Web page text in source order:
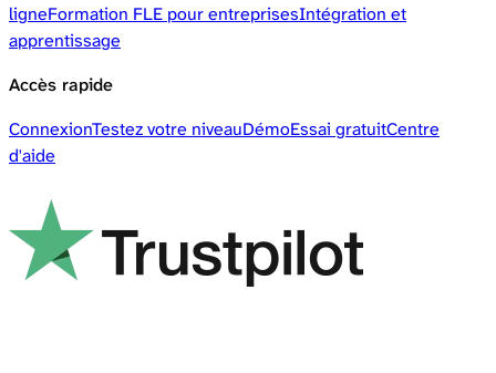
ligneFormation FLE pour entreprisesIntégration et
apprentissage
Accès rapide
ConnexionTestez votre niveauDémoEssai gratuitCentre
d'aide